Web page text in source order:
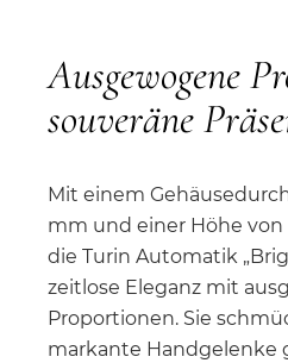
Mit einem
mm und einer Höhe von
die Turin Automatik
zeitlose Eleganz mit
Proportionen. Sie
markante Handgelenke
Ausgewogene
souveräne